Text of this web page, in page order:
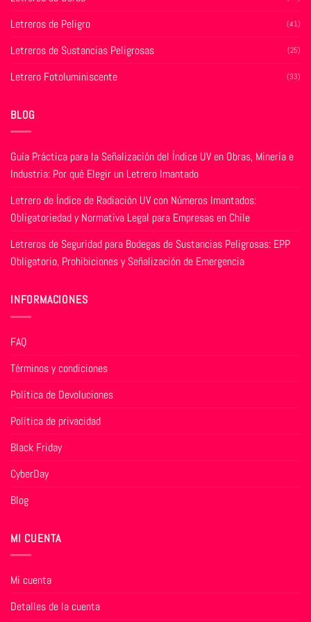
Letreros de Peligro (41)
Letreros de Sustancias Peligrosas (25)
Letrero Fotoluminiscente (33)
BLOG
Guía Práctica para la Señalización del Índice UV en Obras, Minería e
Industria: Por qué Elegir un Letrero Imantado
Letrero de Índice de Radiación UV con Números Imantados:
Obligatoriedad y Normativa Legal para Empresas en Chile
Letreros de Seguridad para Bodegas de Sustancias Peligrosas: EPP
Obligatorio, Prohibiciones y Señalización de Emergencia
INFORMACIONES
FAQ
Términos y condiciones
Política de Devoluciones
Política de privacidad
Black Friday
CyberDay
Blog
MI CUENTA
Mi cuenta
Detalles de la cuenta